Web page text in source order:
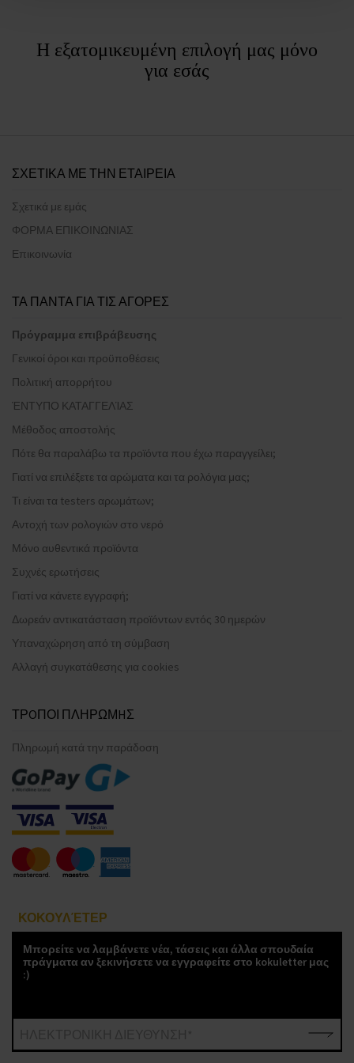
Η εξατομικευμένη επιλογή μας μόνο
για εσάς
ΣΧΕΤΙΚΑ ΜΕ ΤΗΝ ΕΤΑΙΡΕΙΑ
Σχετικά με εμάς
ΦΟΡΜΑ ΕΠΙΚΟΙΝΩΝΙΑΣ
Επικοινωνία
ΤΑ ΠΑΝΤΑ ΓΙΑ ΤΙΣ ΑΓΟΡΕΣ
Πρόγραμμα επιβράβευσης
Γενικοί όροι και προϋποθέσεις
Πολιτική απορρήτου
ΈΝΤΥΠΟ ΚΑΤΑΓΓΕΛΊΑΣ
Μέθοδος αποστολής
Πότε θα παραλάβω τα προϊόντα που έχω παραγγείλει;
Γιατί να επιλέξετε τα αρώματα και τα ρολόγια μας;
Τι είναι τα testers αρωμάτων;
Αντοχή των ρολογιών στο νερό
Μόνο αυθεντικά προϊόντα
Συχνές ερωτήσεις
Γιατί να κάνετε εγγραφή;
Δωρεάν αντικατάσταση προϊόντων εντός 30 ημερών
Υπαναχώρηση από τη σύμβαση
Αλλαγή συγκατάθεσης για cookies
ΤΡOΠΟΙ ΠΛΗΡΩΜHΣ
Πληρωμή κατά την παράδοση
ΚΟΚΟΥΛΈΤΕΡ
Μπορείτε να λαμβάνετε νέα, τάσεις και άλλα σπουδαία
πράγματα αν ξεκινήσετε να εγγραφείτε στο kokuletter μας
:)